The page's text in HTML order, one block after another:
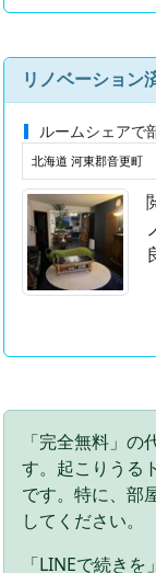
リノベーション
ルームシェアで
北海道 河東郡音更町
「完全無料」
す。起こりうる
です。特に、部
してください。
「LINEで続き